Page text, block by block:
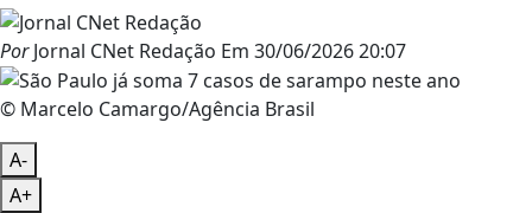
PorJornal CNet Redação Em 30/06/2026 20:07
© Marcelo Camargo/Agência Brasil
A-
A+